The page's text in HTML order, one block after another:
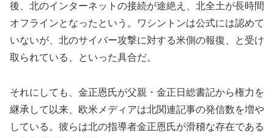
後、北のインターネットの接続が途絶え、北全土が長時間
オフラインとなったという。ワシントンは公式には認めて
いないが、北のサイバー攻撃に対する米側の報復、と受け
取られている、といった具合だ。
それにしても、金正恩氏が父親・金正日総書記から権力を
継承して以来、欧米メディアは北関連記事の発信数を増や
している。彼らは北の指導者金正恩氏が滑稽な存在である